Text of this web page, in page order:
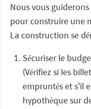
Nous vous guiderons
pour construire une
La construction se
Sécuriser le
(Vérifiez si les
empruntés et s'il
hypothèque sur